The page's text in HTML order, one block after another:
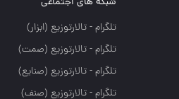
تلگرام - تالارتوزيع (ابزار)
تلگرام - تالارتوزيع (صمت)
تلگرام - تالارتوزيع (صنايع)
تلگرام - تالارتوزیع (صنف)